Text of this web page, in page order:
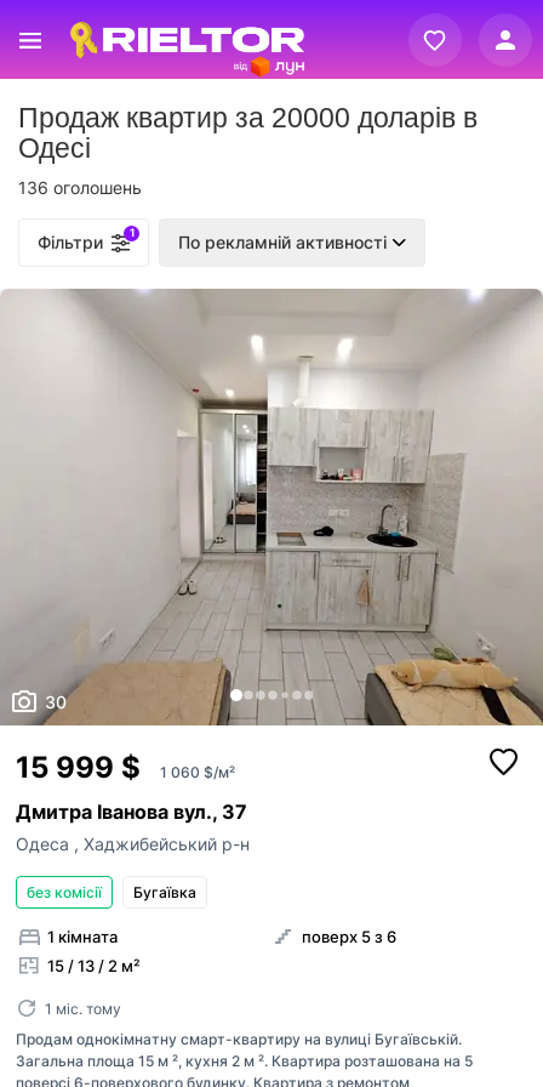
Реєстрація
Вхід
Продаж квартир за 20000 доларів в
Одесі
136 оголошень
Фільтри 1 По рекламній активності
30
15 999 $ 1 060 $/м²
Дмитра Іванова вул., 37
Одеса , Хаджибейський р-н
без комісії Бугаївка
1 кімната
15 / 13 / 2 м²
поверх 5 з 6
1 міс. тому
Продам однокімнатну смарт-квартиру на вулиці Бугаївській.
Загальна площа 15 м ², кухня 2 м ². Квартира розташована на 5
поверсі 6-поверхового будинку. Квартира з ремонтом,